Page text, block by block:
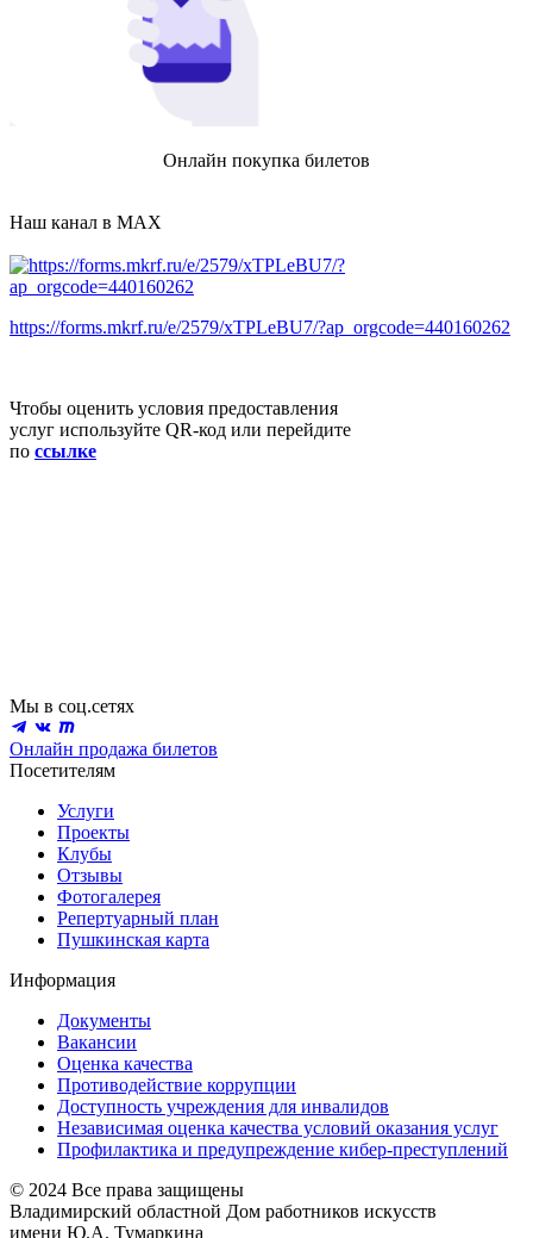
Онлайн покупка билетов
Наш канал в MAX
https://forms.mkrf.ru/e/2579/xTPLeBU7/?ap_orgcode=440160262
Чтобы оценить условия предоставления
услуг используйте QR-код или перейдите
по ссылке
Мы в соц.сетях
Онлайн продажа билетов
Посетителям
Услуги
Проекты
Клубы
Отзывы
Фотогалерея
Репертуарный план
Пушкинская карта
Информация
Документы
Вакансии
Оценка качества
Противодействие коррупции
Доступность учреждения для инвалидов
Независимая оценка качества условий оказания услуг
Профилактика и предупреждение кибер-преступлений
© 2024 Все права защищены
Владимирский областной Дом работников искусств
имени Ю.А. Тумаркина